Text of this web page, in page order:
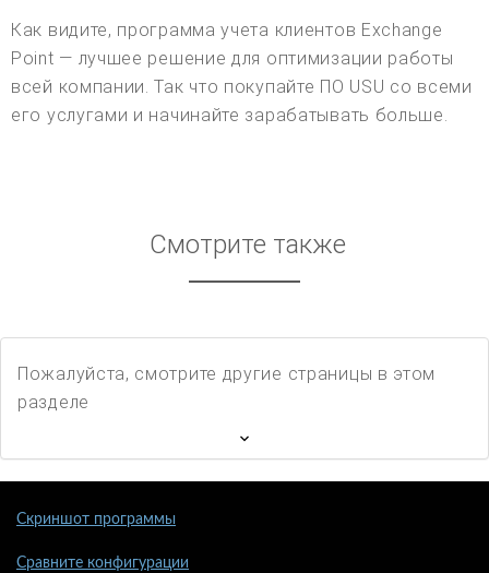
Как видите, программа учета клиентов Exchange
Point — лучшее решение для оптимизации работы
всей компании. Так что покупайте ПО USU со всеми
его услугами и начинайте зарабатывать больше.
Смотрите также
Пожалуйста, смотрите другие страницы в этом
разделе
Скриншот программы
Сравните конфигурации